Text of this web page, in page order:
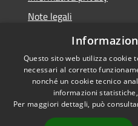
Note legali
Dichiarazione di
Accessibilità
Questo sito web utilizza cookie
necessari al corretto
nonché un cookie tecnico
informazioni
Per maggiori dettagli, può